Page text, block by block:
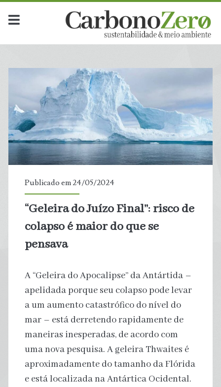
Dia:
<span>24
de
maio
de
2024</span>
Publicado em 24/05/2024
“Geleira do Juízo Final”: risco de
colapso é maior do que se
pensava
A “Geleira do Apocalipse” da Antártida –
apelidada porque seu colapso pode levar
a um aumento catastrófico do nível do
mar – está derretendo rapidamente de
maneiras inesperadas, de acordo com
uma nova pesquisa. A geleira Thwaites é
aproximadamente do tamanho da Flórida
e está localizada na Antártica Ocidental.